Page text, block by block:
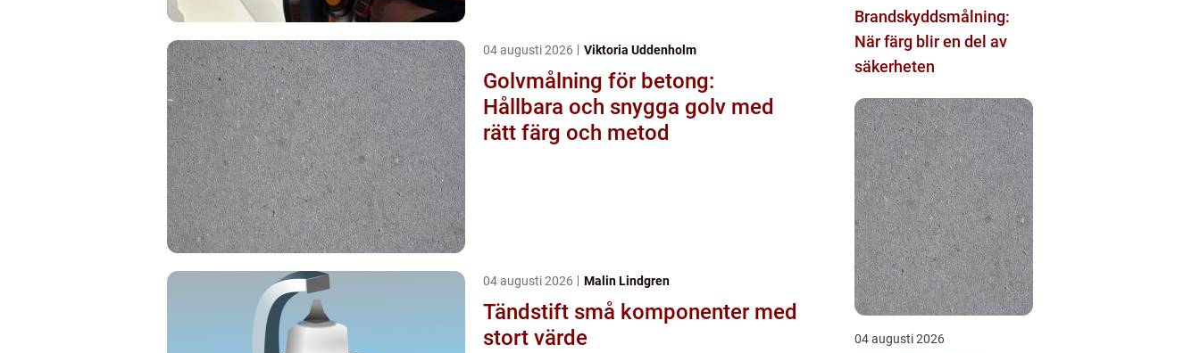
04 augusti 2026 Viktoria Uddenholm
Golvmålning för betong:
Hållbara och snygga golv med
rätt färg och metod
04 augusti 2026 Malin Lindgren
Tändstift små komponenter med
stort värde
Brandskyddsmålning:
När färg blir en del av
säkerheten
04 augusti 2026